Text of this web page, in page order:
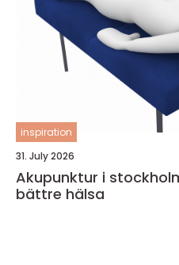
inspiration
31. July 2026
Akupunktur i stockholm en naturlig väg
bättre hälsa